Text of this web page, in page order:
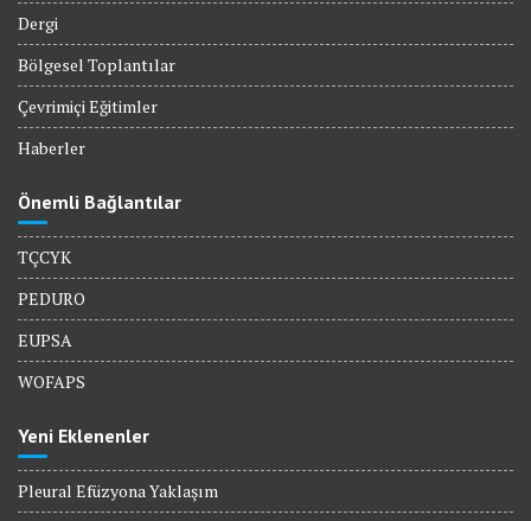
Dergi
Bölgesel Toplantılar
Çevrimiçi Eğitimler
Haberler
Önemli Bağlantılar
TÇCYK
PEDURO
EUPSA
WOFAPS
Yeni Eklenenler
Pleural Efüzyona Yaklaşım